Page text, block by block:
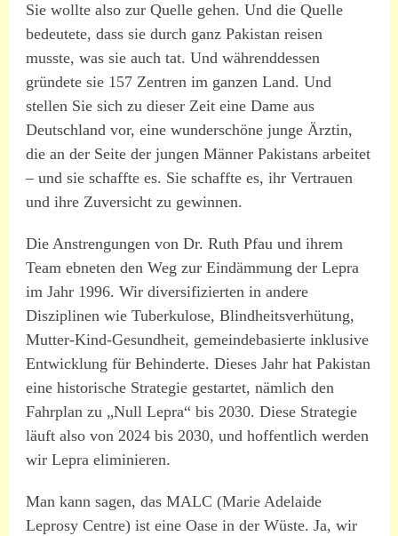
Sie wollte also zur Quelle gehen. Und die Quelle
bedeutete, dass sie durch ganz Pakistan reisen
musste, was sie auch tat. Und währenddessen
gründete sie 157 Zentren im ganzen Land. Und
stellen Sie sich zu dieser Zeit eine Dame aus
Deutschland vor, eine wunderschöne junge Ärztin,
die an der Seite der jungen Männer Pakistans arbeitet
– und sie schaffte es. Sie schaffte es, ihr Vertrauen
und ihre Zuversicht zu gewinnen.
Die Anstrengungen von Dr. Ruth Pfau und ihrem
Team ebneten den Weg zur Eindämmung der Lepra
im Jahr 1996. Wir diversifizierten in andere
Disziplinen wie Tuberkulose, Blindheitsverhütung,
Mutter-Kind-Gesundheit, gemeindebasierte inklusive
Entwicklung für Behinderte. Dieses Jahr hat Pakistan
eine historische Strategie gestartet, nämlich den
Fahrplan zu „Null Lepra“ bis 2030. Diese Strategie
läuft also von 2024 bis 2030, und hoffentlich werden
wir Lepra eliminieren.
Man kann sagen, das MALC (Marie Adelaide
Leprosy Centre) ist eine Oase in der Wüste. Ja, wir